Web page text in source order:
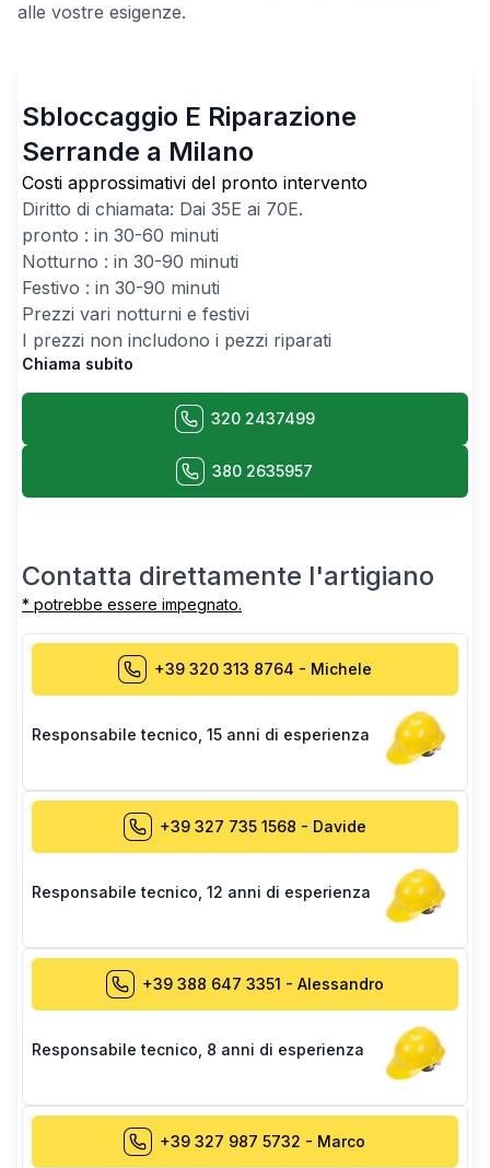
alle vostre esigenze.
Sbloccaggio E Riparazione
Serrande a Milano
Costi approssimativi del pronto intervento
Diritto di chiamata: Dai 35E ai 70E.
pronto : in 30-60 minuti
Notturno : in 30-90 minuti
Festivo : in 30-90 minuti
Prezzi vari notturni e festivi
I prezzi non includono i pezzi riparati
Chiama subito
320 2437499
380 2635957
Contatta direttamente l'artigiano
* potrebbe essere impegnato.
+39 320 313 8764 - Michele
Responsabile tecnico 15 anni di esperienza
+39 327 735 1568 - Davide
Responsabile tecnico 12 anni di esperienza
+39 388 647 3351 - Alessandro
Responsabile tecnico 8 anni di esperienza
+39 327 987 5732 - Marco